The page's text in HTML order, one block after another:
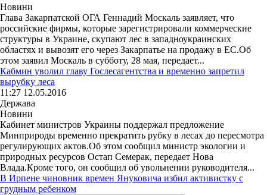
Новини
Глава Закарпатской ОГА Геннадий Москаль заявляет, что
российские фирмы, которые зарегистрировали коммерческие
структуры в Украине, скупают лес в западноукраинских
областях и вывозят его через Закарпатье на продажу в ЕС.Об
этом заявил Москаль в субботу, 28 мая, передает...
Кабмин уволил главу Гослесагентства и временно запретил
вырубку леса
11:27 12.05.2016
Держава
Новини
Кабинет министров Украины поддержал предложение
Минприроды временно прекратить рубку в лесах до пересмотра
регулирующих актов.Об этом сообщил министр экологии и
природных ресурсов Остап Семерак, передает Нова
Влада.Кроме того, он сообщил об увольнении руководителя...
В Ирпене чиновник времен Януковича избил активистку с
грудным ребенком